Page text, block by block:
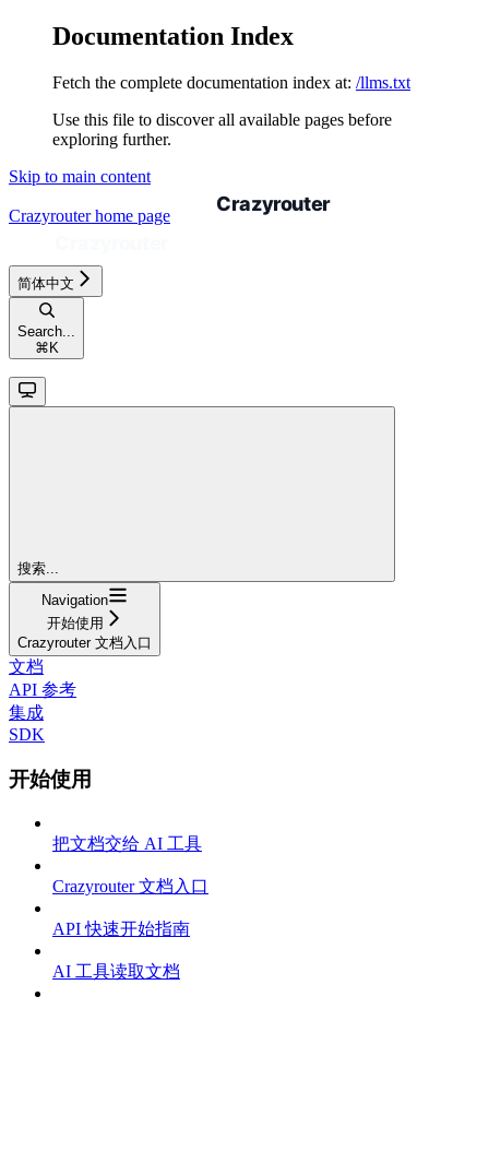
Documentation Index
Fetch the complete documentation index at: /llms.txt
Use this file to discover all available pages before
exploring further.
Skip to main content
Crazyrouterhome page
简体中文
Search...
⌘ K
搜索...
Navigation
开始使用
Crazyrouter 文档入口
文档
API 参考
集成
SDK
开始使用
把文档交给 AI 工具
Crazyrouter 文档入口
API 快速开始指南
AI 工具读取文档